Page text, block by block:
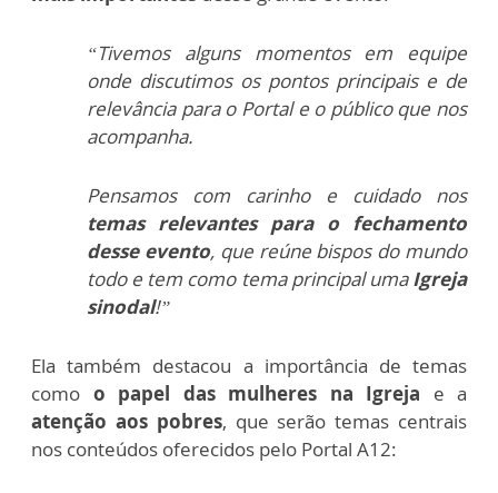
“Tivemos alguns momentos em equipe
onde discutimos os pontos principais e de
relevância para o Portal e o público que nos
acompanha.
Pensamos com carinho e cuidado nos
temas relevantes para o fechamento
desse evento, que reúne bispos do mundo
todo e tem como tema principal umaIgreja
sinodal!”
Ela também destacou a importância de temas
como o papel das mulheres na Igreja e a
atenção aos pobres, que serão temas centrais
nos conteúdos oferecidos pelo Portal A12: